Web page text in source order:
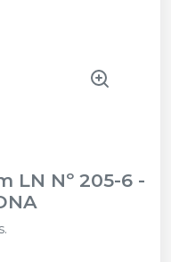
LN Nº 205-6 -